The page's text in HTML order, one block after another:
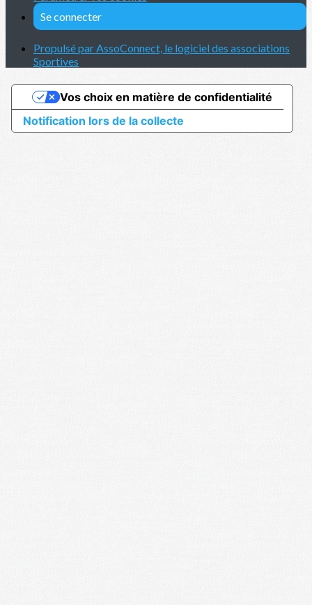
Se connecter
Propulsé par AssoConnect, le logiciel des associations
Sportives
Notification lors de la collecte
Vos choix en matière de confidentialité